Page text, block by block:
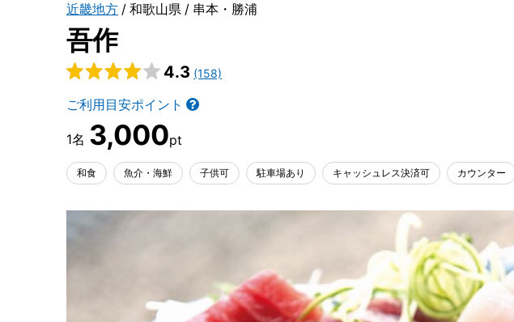
近畿地方 和歌山県 串本・勝浦
吾作
4.3 (158)
ご利用目安ポイント
3,000
和食 魚介・海鮮 子供可 駐車場あり キャッシュレス決済可 カウンター